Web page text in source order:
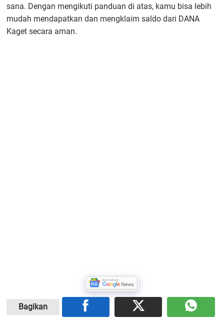
sana. Dengan mengikuti panduan di atas, kamu bisa lebih
mudah mendapatkan dan mengklaim saldo dari DANA
Kaget secara aman.
Bagikan